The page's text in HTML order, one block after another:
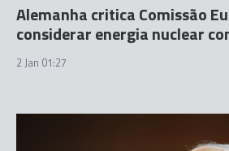
Alemanha critica Comissão
considerar energia nuclear
2 Jan 01:27